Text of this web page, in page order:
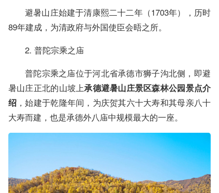
避暑山庄始建于清康熙二十二年（1703年），历时
89年建成，为清政府与外国使臣会晤之所。
2. 普陀宗乘之庙
普陀宗乘之庙位于河北省承德市狮子沟北侧，即避
暑山庄正北的山坡上承德避暑山庄景区森林公园景点介
绍 ，始建于乾隆年间，为庆贺其六十大寿和其母亲八十
大寿而建，也是承德外八庙中规模最大的一座。